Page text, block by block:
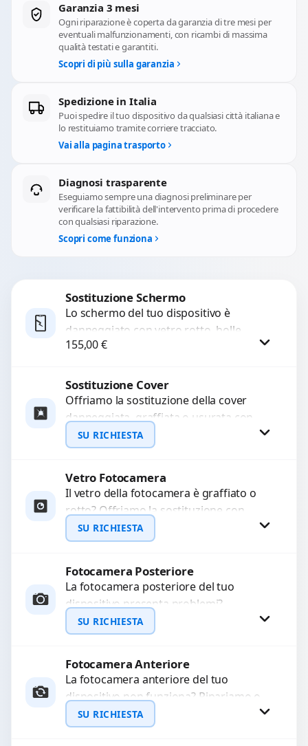
Garanzia 3 mesi
Ogni riparazione è coperta da garanzia di tre mesi per
eventuali malfunzionamenti, con ricambi di massima
qualità testati e garantiti.
Scopri di più sulla garanzia
Spedizione in Italia
Puoi spedire il tuo dispositivo da qualsiasi città italiana e
lo restituiamo tramite corriere tracciato.
Vai alla pagina trasporto
Diagnosi trasparente
Eseguiamo sempre una diagnosi preliminare per
verificare la fattibilità dell'intervento prima di procedere
con qualsiasi riparazione.
Scopri come funziona
Sostituzione Schermo
Lo schermo del tuo dispositivo è
danneggiato con vetro rotto, bolle,
macchie, schermo nero o pixel morti?
155,00€
Procedi
Sostituzione Cover
Offriamo la sostituzione della cover
danneggiata, graffiata o usurata con
ricambi di alta qualità e garantiti.
Ripristiniamo l’aspetto estetico e...
SU RICHIESTA
Richiedi Preventivo
WhatsApp
Vetro Fotocamera
Il vetro della fotocamera è graffiato o
rotto? Offriamo la sostituzione con
ricambi di alta qualità garantiti per 3
mesi....
SU RICHIESTA
Richiedi Preventivo
WhatsApp
Fotocamera Posteriore
La fotocamera posteriore del tuo
dispositivo presenta problemi?
Interveniamo per risolvere guasti come
immagini sfocate, messa a fuoco non
SU RICHIESTA
Richiedi Preventivo
WhatsApp
Fotocamera Anteriore
La fotocamera anteriore del tuo
dispositivo non funziona? Ripariamo o
sostituiamo fotocamere guaste con
problemi come immagini sfocate, messa
SU RICHIESTA